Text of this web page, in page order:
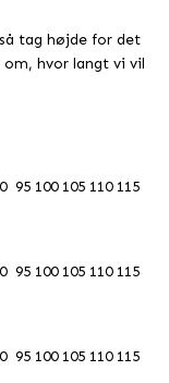
tag højde for det
hvor langt vi vil
95 100 105 110 115
95 100 105 110 115
95 100 105 110 115